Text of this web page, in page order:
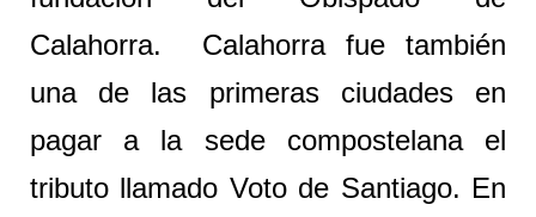
Calahorra. Calahorra fue también
una de las primeras ciudades en
pagar a la sede compostelana el
tributo llamado Voto de Santiago. En